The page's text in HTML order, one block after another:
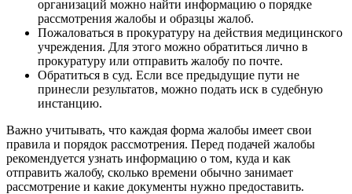
организаций можно найти информацию о порядке
рассмотрения жалобы и образцы жалоб.
Пожаловаться в прокуратуру на действия медицинского
учреждения. Для этого можно обратиться лично в
прокуратуру или отправить жалобу по почте.
Обратиться в суд. Если все предыдущие пути не
принесли результатов, можно подать иск в судебную
инстанцию.
Важно учитывать, что каждая форма жалобы имеет свои
правила и порядок рассмотрения. Перед подачей жалобы
рекомендуется узнать информацию о том, куда и как
отправить жалобу, сколько времени обычно занимает
рассмотрение и какие документы нужно предоставить.